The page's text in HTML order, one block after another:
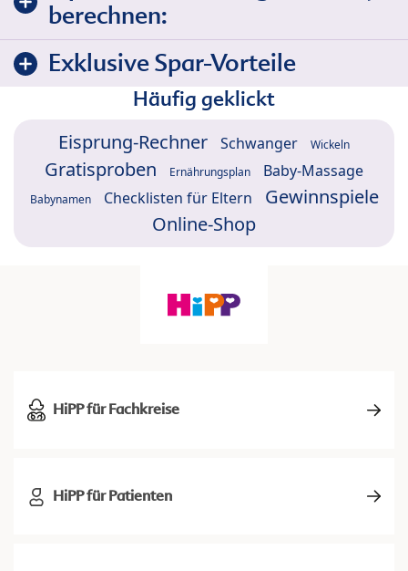
berechnen:
Exklusive Spar-Vorteile
Häufig geklickt
Eisprung-Rechner Schwanger Wickeln
Gratisproben Ernährungsplan Baby-Massage
Babynamen Checklisten für Eltern
Gewinnspiele
Online-Shop
HiPP für Fachkreise
HiPP für Patienten